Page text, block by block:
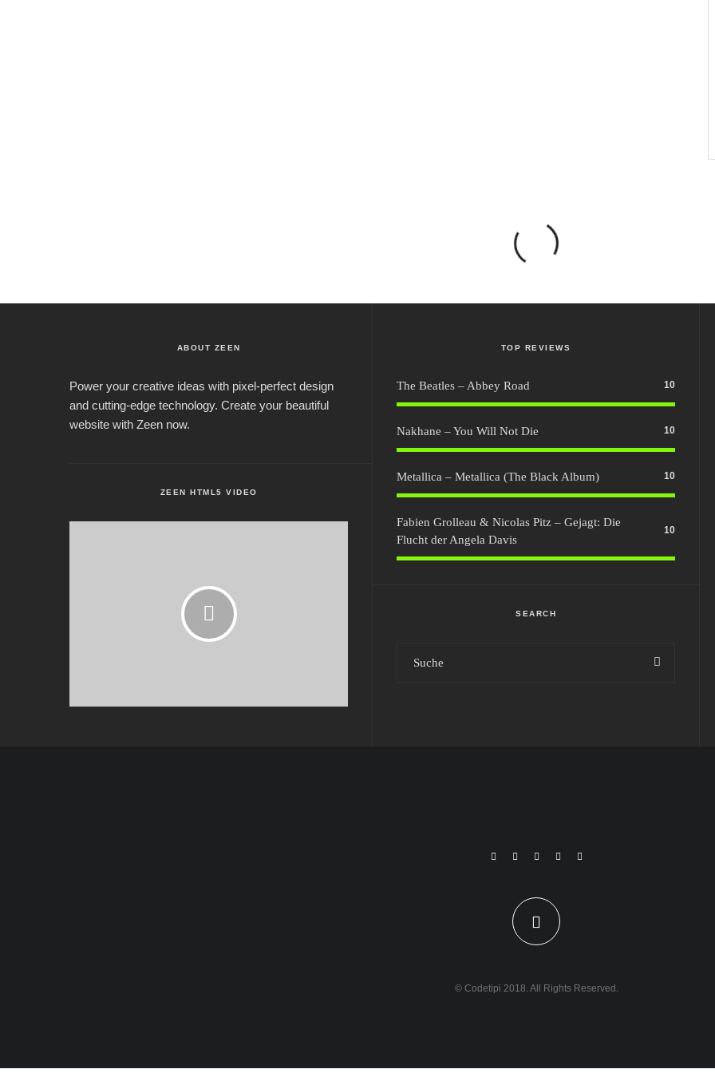
ABOUT ZEEN
Power your creative ideas with pixel-perfect design
and cutting-edge technology. Create your beautiful
website with Zeen now.
ZEEN HTML5 VIDEO
TOP REVIEWS
The Beatles – Abbey Road 10
Nakhane – You Will Not Die 10
Metallica – Metallica (The Black Album) 10
Fabien Grolleau & Nicolas Pitz – Gejagt: Die
Flucht der Angela Davis
10
SEARCH
© Codetipi 2018. All Rights Reserved.